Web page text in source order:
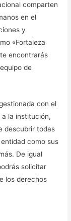
comparten
en el
y
«Fortaleza
encontrarás
de
con el
la institución,
descubrir todas
como sus
De igual
solicitar
los derechos